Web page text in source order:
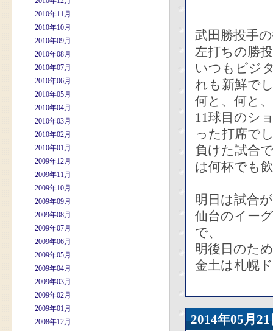
2010年11月
2010年10月
2010年09月
2010年08月
2010年07月
2010年06月
2010年05月
2010年04月
2010年03月
2010年02月
2010年01月
2009年12月
2009年11月
2009年10月
2009年09月
2009年08月
2009年07月
2009年06月
2009年05月
2009年04月
2009年03月
2009年02月
2009年01月
2008年12月
武田勝投手
左打ちの勝
いつもビジ
れも新鮮で
何と、何と
11球目のシ
った打席で
負けた試合
は何杯でも
明日は試合
仙台のイー
で、
明後日のた
金土は札幌
2014年05